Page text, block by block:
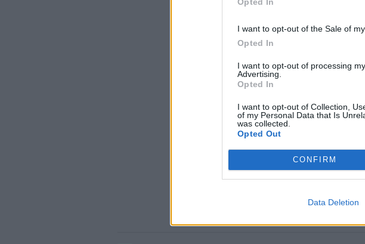
I want to opt-out of the Sale of
Opted In
I want to opt-out of processing
Advertising.
Opted In
I want to opt-out of Collection,
of my Personal Data that Is
was collected.
Opted Out
CONFIRM
Data Deletion